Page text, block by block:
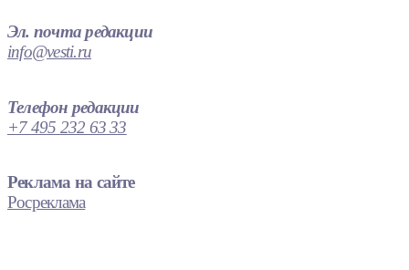
Эл. почта редакции
info@vesti.ru
Телефон редакции
+7 495 232 63 33
Реклама на сайте
Росреклама